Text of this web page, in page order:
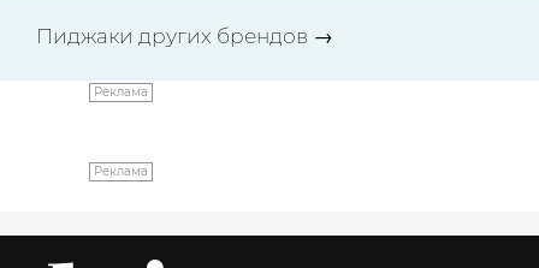
Пиджаки других брендов →
Реклама
Реклама